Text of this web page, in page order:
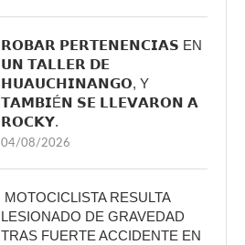
𝗥𝗢𝗕𝗔𝗥 𝗣𝗘𝗥𝗧𝗘𝗡𝗘𝗡𝗖𝗜𝗔𝗦 EN
𝗨𝗡 𝗧𝗔𝗟𝗟𝗘𝗥 𝗗𝗘
𝗛𝗨𝗔𝗨𝗖𝗛𝗜𝗡𝗔𝗡𝗚𝗢, Y
𝗧𝗔𝗠𝗕𝗜É𝗡 𝗦𝗘 𝗟𝗟𝗘𝗩𝗔𝗥𝗢𝗡 𝗔
𝗥𝗢𝗖𝗞𝗬.
04/08/2026
MOTOCICLISTA RESULTA
LESIONADO DE GRAVEDAD
TRAS FUERTE ACCIDENTE EN